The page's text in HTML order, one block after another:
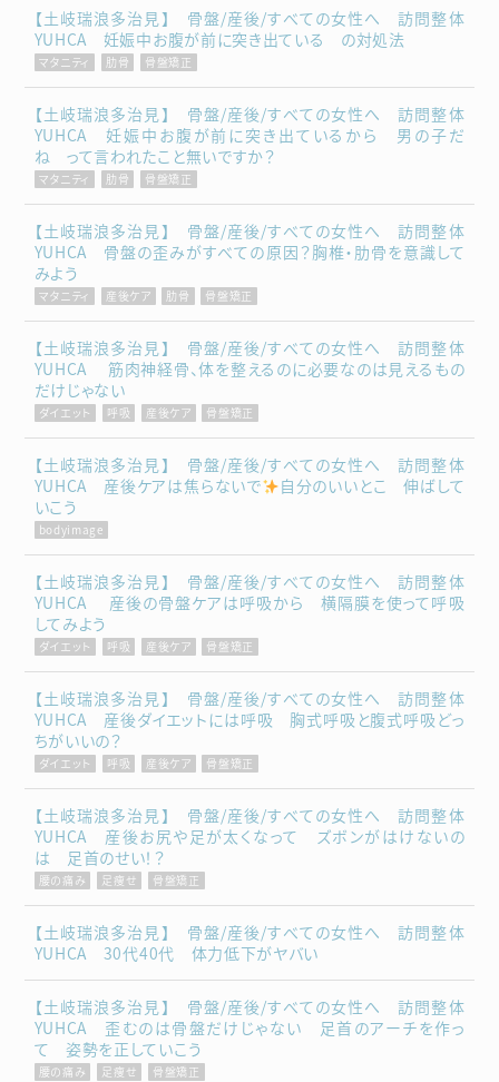
【土岐瑞浪多治見】 骨盤/産後/すべての女性へ 訪問整体
YUHCA 妊娠中お腹が前に突き出ている の対処法
マタニティ 肋骨 骨盤矯正
【土岐瑞浪多治見】 骨盤/産後/すべての女性へ 訪問整体
YUHCA 妊娠中お腹が前に突き出ているから 男の子だ
ね って言われたこと無いですか？
マタニティ 肋骨 骨盤矯正
【土岐瑞浪多治見】 骨盤/産後/すべての女性へ 訪問整体
YUHCA 骨盤の歪みがすべての原因？胸椎・肋骨を意識して
みよう
マタニティ 産後ケア 肋骨 骨盤矯正
【土岐瑞浪多治見】 骨盤/産後/すべての女性へ 訪問整体
YUHCA 筋肉神経骨、体を整えるのに必要なのは見えるもの
だけじゃない
ダイエット 呼吸 産後ケア 骨盤矯正
【土岐瑞浪多治見】 骨盤/産後/すべての女性へ 訪問整体
YUHCA 産後ケアは焦らないで
自分のいいとこ 伸ばして
いこう
bodyimage
【土岐瑞浪多治見】 骨盤/産後/すべての女性へ 訪問整体
YUHCA 産後の骨盤ケアは呼吸から 横隔膜を使って呼吸
してみよう
ダイエット 呼吸 産後ケア 骨盤矯正
【土岐瑞浪多治見】 骨盤/産後/すべての女性へ 訪問整体
YUHCA 産後ダイエットには呼吸 胸式呼吸と腹式呼吸どっ
ちがいいの？
ダイエット 呼吸 産後ケア 骨盤矯正
【土岐瑞浪多治見】 骨盤/産後/すべての女性へ 訪問整体
YUHCA 産後お尻や足が太くなって ズボンがはけないの
は 足首のせい！？
腰の痛み 足痩せ 骨盤矯正
【土岐瑞浪多治見】 骨盤/産後/すべての女性へ 訪問整体
YUHCA 30代40代 体力低下がヤバい
【土岐瑞浪多治見】 骨盤/産後/すべての女性へ 訪問整体
YUHCA 歪むのは骨盤だけじゃない 足首のアーチを作っ
て 姿勢を正していこう
腰の痛み 足痩せ 骨盤矯正